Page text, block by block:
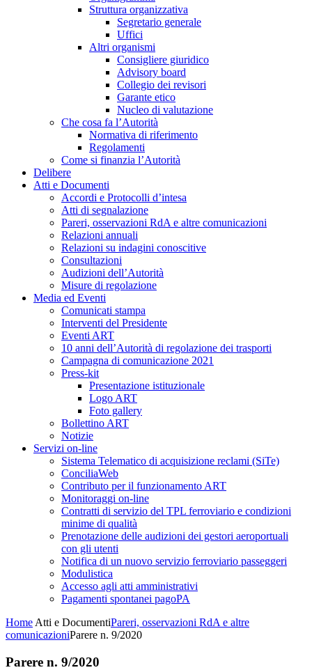
Struttura organizzativa
Segretario generale
Uffici
Altri organismi
Consigliere giuridico
Advisory board
Collegio dei revisori
Garante etico
Nucleo di valutazione
Che cosa fa l’Autorità
Normativa di riferimento
Regolamenti
Come si finanzia l’Autorità
Delibere
Atti e Documenti
Accordi e Protocolli d’intesa
Atti di segnalazione
Pareri, osservazioni RdA e altre comunicazioni
Relazioni annuali
Relazioni su indagini conoscitive
Consultazioni
Audizioni dell’Autorità
Misure di regolazione
Media ed Eventi
Comunicati stampa
Interventi del Presidente
Eventi ART
10 anni dell’Autorità di regolazione dei trasporti
Campagna di comunicazione 2021
Press-kit
Presentazione istituzionale
Logo ART
Foto gallery
Bollettino ART
Notizie
Servizi on-line
Sistema Telematico di acquisizione reclami (SiTe)
ConciliaWeb
Contributo per il funzionamento ART
Monitoraggi on-line
Contratti di servizio del TPL ferroviario e condizioni
minime di qualità
Prenotazione delle audizioni dei gestori aeroportuali
con gli utenti
Notifica di un nuovo servizio ferroviario passeggeri
Modulistica
Accesso agli atti amministrativi
Pagamenti spontanei pagoPA
Home Atti e DocumentiPareri, osservazioni RdA e altre
comunicazioniParere n. 9/2020
Parere n. 9/2020